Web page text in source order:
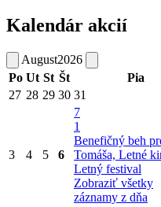
Kalendár akcií
August2026
Po Ut St Št Pia
27 28 29 30 31
3 4 5 6
7
1
Benefičný beh
Tomáša, Letné
Letný festival
Zobraziť všetky
záznamy z dňa